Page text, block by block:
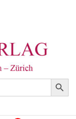
Search Button